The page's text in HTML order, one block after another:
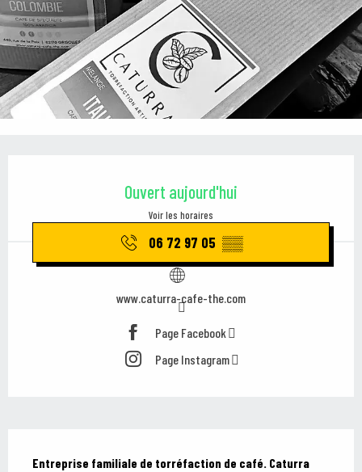
Ouvert aujourd'hui
Voir les horaires
06 72 97 05 ▒▒
www.caturra-cafe-the.com
Page Facebook
Page Instagram
Entreprise familiale de torréfaction de café. Caturra